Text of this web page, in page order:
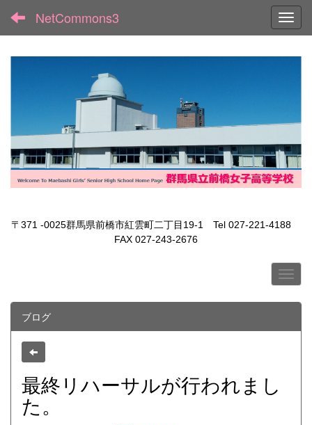
NetCommons3
〒371 -0025群馬県前橋市紅雲町二丁目19-1 Tel 027-221-4188
FAX 027-243-2676
ブログ
最終リハーサルが行われまし
た。